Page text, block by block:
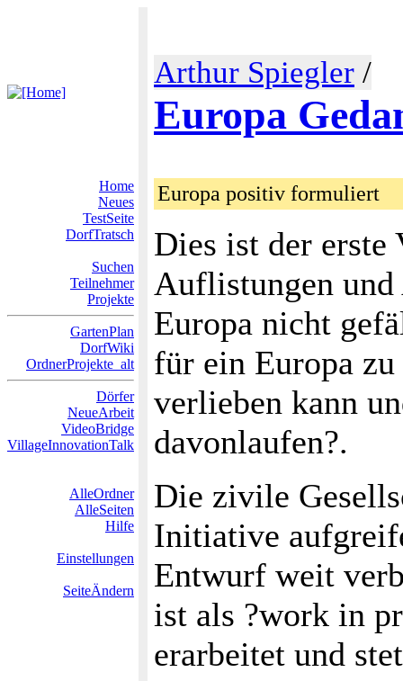
Arthur Spiegler /
Europa
Home
Neues
TestSeite
DorfTratsch
Suchen
Teilnehmer
Projekte
GartenPlan
DorfWiki
OrdnerProjekte_alt
Dörfer
NeueArbeit
VideoBridge
VillageInnovationTalk
AlleOrdner
AlleSeiten
Hilfe
Einstellungen
SeiteÄndern
Europa positiv formuliert
Dies ist der erste
Auflistungen und
Europa nicht
für ein Europa
verlieben kann
davonlaufen?.
Die zivile
Initiative
Entwurf weit
ist als ?work in
erarbeitet und